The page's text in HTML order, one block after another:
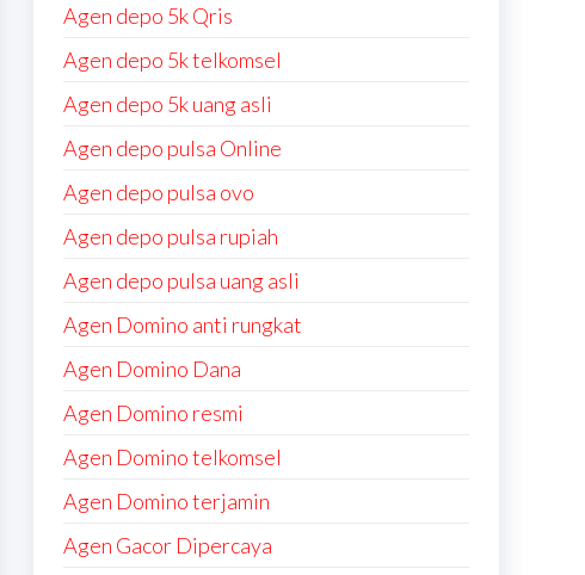
Agen depo 5k Qris
Agen depo 5k telkomsel
Agen depo 5k uang asli
Agen depo pulsa Online
Agen depo pulsa ovo
Agen depo pulsa rupiah
Agen depo pulsa uang asli
Agen Domino anti rungkat
Agen Domino Dana
Agen Domino resmi
Agen Domino telkomsel
Agen Domino terjamin
Agen Gacor Dipercaya